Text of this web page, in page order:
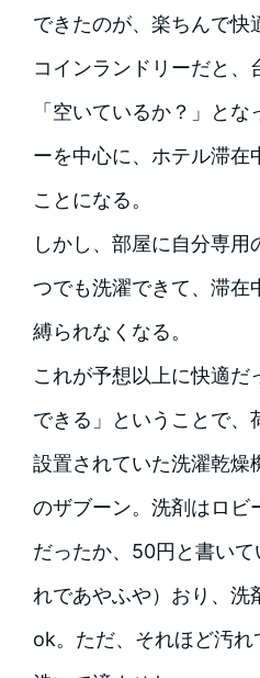
できたのが、楽ちんで快
コインランドリーだと、
「空いているか？」と
ーを中心に、ホテル滞在
ことになる。
しかし、部屋に自分専
つでも洗濯できて、滞在
縛られなくなる。
これが予想以上に快適だ
できる」ということで、
設置されていた洗濯乾燥
のザブーン。洗剤はロビ
だったか、50円と書い
れであやふや）おり、洗
ok。ただ、それほど汚